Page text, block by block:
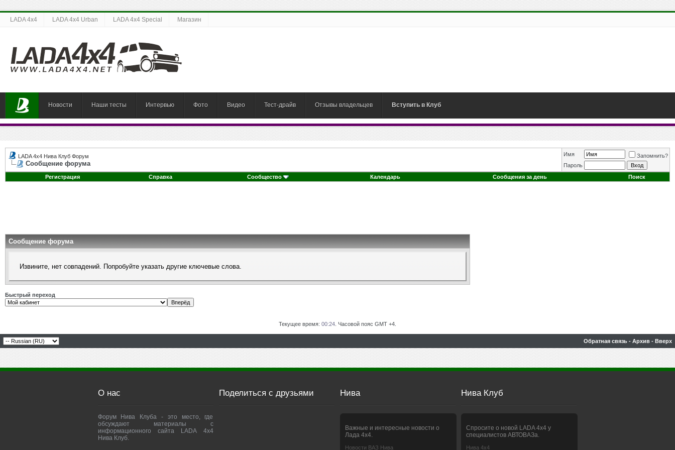
LADA 4x4 LADA 4x4 Urban LADA 4x4 Special Магазин
Новости Наши тесты Интервью Фото Видео Тест-драйв Отзывы владельцев Вступить в Клуб
LADA 4x4 Нива Клуб Форум
Сообщение форума
Имя
Запомнить?
Пароль
Регистрация
Справка Сообщество Календарь Сообщения за день Поиск
Сообщение форума
Извините, нет совпадений. Попробуйте указать другие ключевые слова.
Быстрый переход
Текущее время: 00:24 . Часовой пояс GMT +4.
Обратная связь - Архив - Вверх
О нас
Форум Нива Клуба - это место, где
обсуждают материалы с
информационного сайта LADA 4x4
Нива Клуб.
Поделиться с друзьями Нива
Важные и интересные новости о
Лада 4х4.
Новости ВАЗ Нива
Нива Клуб
Спросите о новой LADA 4x4 у
специалистов АВТОВАЗа.
Нива 4х4